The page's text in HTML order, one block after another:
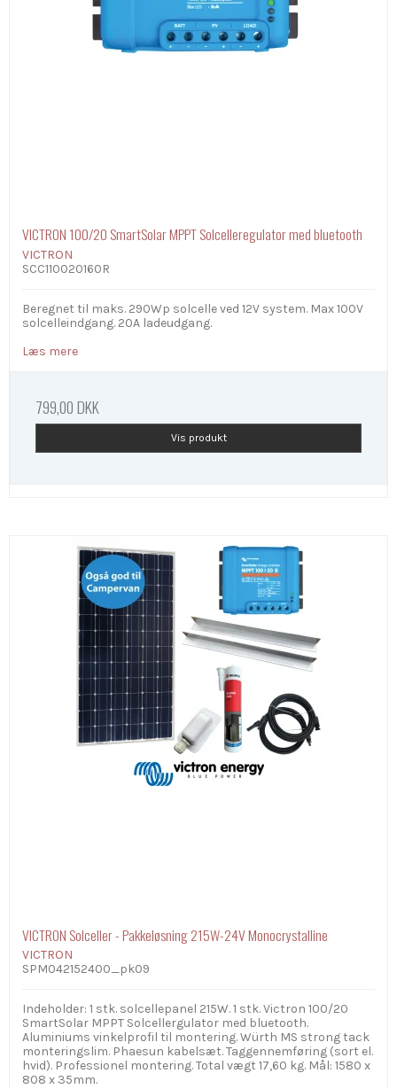
VICTRON 100/20 SmartSolar MPPT Solcelleregulator med bluetooth
VICTRON
SCC110020160R
Beregnet til maks. 290Wp solcelle ved 12V system. Max 100V
solcelleindgang. 20A ladeudgang.
Læs mere
799,00 DKK
Vis produkt
VICTRON Solceller - Pakkeløsning 215W-24V Monocrystalline
VICTRON
SPM042152400_pk09
Indeholder: 1 stk. solcellepanel 215W. 1 stk. Victron 100/20
SmartSolar MPPT Solcellergulator med bluetooth.
Aluminiums vinkelprofil til montering. Würth MS strong tack
monteringslim. Phaesun kabelsæt. Taggennemføring (sort el.
hvid). Professionel montering. Total vægt 17,60 kg. Mål: 1580 x
808 x 35mm.